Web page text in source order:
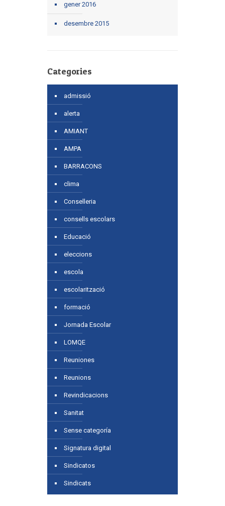
gener 2016
desembre 2015
Categories
admissió
alerta
AMIANT
AMPA
BARRACONS
clima
Conselleria
consells escolars
Educació
eleccions
escola
escolarització
formació
Jornada Escolar
LOMQE
Reuniones
Reunions
Revindicacions
Sanitat
Sense categoría
Signatura digital
Sindicatos
Sindicats